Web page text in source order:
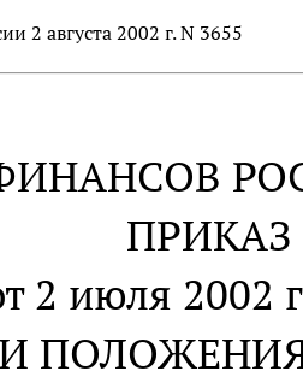
2 августа 2002 г. N 3655
ПРИКАЗ
2 июля 2002